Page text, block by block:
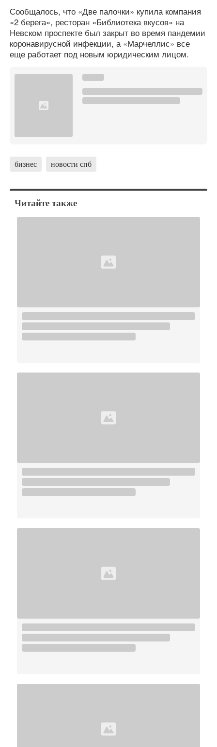
Сообщалось, что «Две палочки» купила компания
«2 берега», ресторан «Библиотека вкусов» на
Невском проспекте был закрыт во время пандемии
коронавирусной инфекции, а «Марчеллис» все
еще работает под новым юридическим лицом.
бизнес новости спб
Читайте также